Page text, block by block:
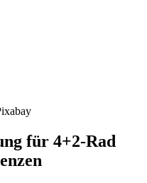
für 4+2-Rad